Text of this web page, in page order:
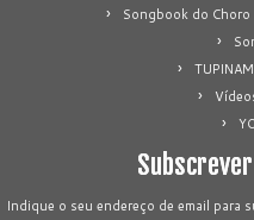
Songbook do
Indique o seu endereço de email para